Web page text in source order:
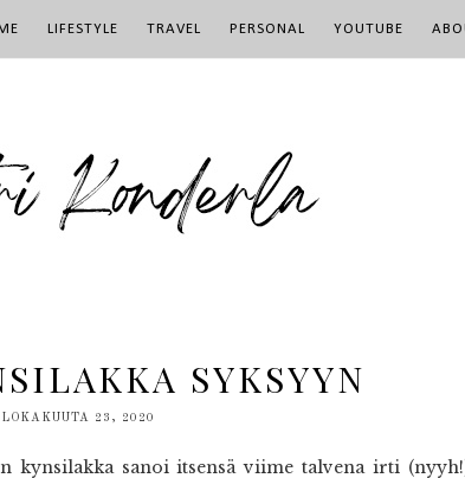
LIFESTYLE TRAVEL PERSONAL YOUTUBE
SYKSYYN
LOKAKUUTA 23, 2020
sanoi itsensä viime talvena irti